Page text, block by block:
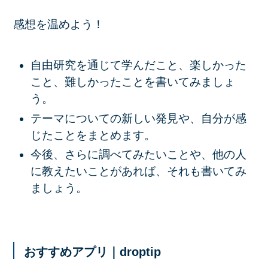
感想を温めよう！
自由研究を通じて学んだこと、楽しかった
こと、難しかったことを書いてみましょ
う。
テーマについての新しい発見や、自分が感
じたことをまとめます。
今後、さらに調べてみたいことや、他の人
に教えたいことがあれば、それも書いてみ
ましょう。
おすすめアプリ｜droptip